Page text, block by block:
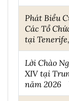
Phát Biểu
Các Tổ
tại
Lời Chào
XIV tại
năm 2026